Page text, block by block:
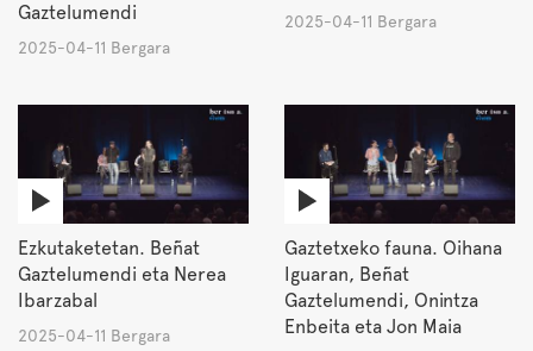
Gaztelumendi
2025-04-11 Bergara
2025-04-11 Bergara
Ezkutaketetan. Beñat
Gaztelumendi eta Nerea
Ibarzabal
2025-04-11 Bergara
Gaztetxeko fauna. Oihana
Iguaran, Beñat
Gaztelumendi, Onintza
Enbeita eta Jon Maia